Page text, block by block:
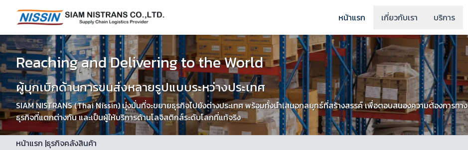
หน้าแรก เกี่ยวกับเรา บริการ
Reaching and Delivering to the World
ผู้บุกเบิกด้านการขนส่งหลายรูปแบบระหว่างประเทศ
SIAM NISTRANS (Thai Nissin) มุ่งมั่นที่จะขยายธุรกิจไปยังต่างประเทศ พร้อมทั้งนำเสนอกลยุทธ์ที่สร้างสรรค์ เพื่อตอบสนองความต้องการทาง
ธุรกิจที่แตกต่างกัน และเป็นผู้ให้บริการด้านโลจิสติกส์ระดับโลกที่แท้จริง
หน้าแรก |ธุรกิจคลังสินค้า